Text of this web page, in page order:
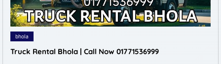
bhola
Truck Rental Bhola | Call Now 01771536999